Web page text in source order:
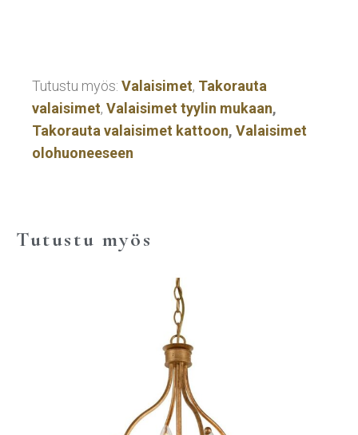
Tutustu myös: Valaisimet, Takorauta
valaisimet, Valaisimet tyylin mukaan,
Takorauta valaisimet kattoon, Valaisimet
olohuoneeseen
Tutustu myös